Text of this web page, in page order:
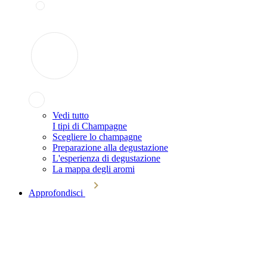
Vedi tutto
I tipi di Champagne
Scegliere lo champagne
Preparazione alla degustazione
L'esperienza di degustazione
La mappa degli aromi
Approfondisci